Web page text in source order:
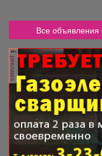
Все объявления
реклама